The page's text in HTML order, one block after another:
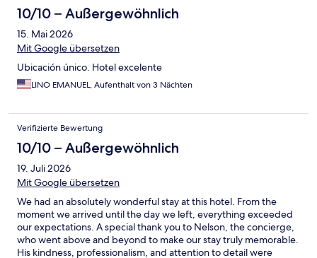
10/10 – Außergewöhnlich
15. Mai 2026
Mit Google übersetzen
Ubicación único. Hotel excelente
LINO EMANUEL, Aufenthalt von 3 Nächten
Verifizierte Bewertung
10/10 – Außergewöhnlich
19. Juli 2026
Mit Google übersetzen
We had an absolutely wonderful stay at this hotel. From the
moment we arrived until the day we left, everything exceeded
our expectations. A special thank you to Nelson, the concierge,
who went above and beyond to make our stay truly memorable.
His kindness, professionalism, and attention to detail were